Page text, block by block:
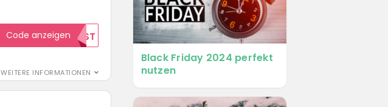
WEITERE INFORMATIONEN
Code anzeigen TEST
Black Friday 2024 perfekt
nutzen